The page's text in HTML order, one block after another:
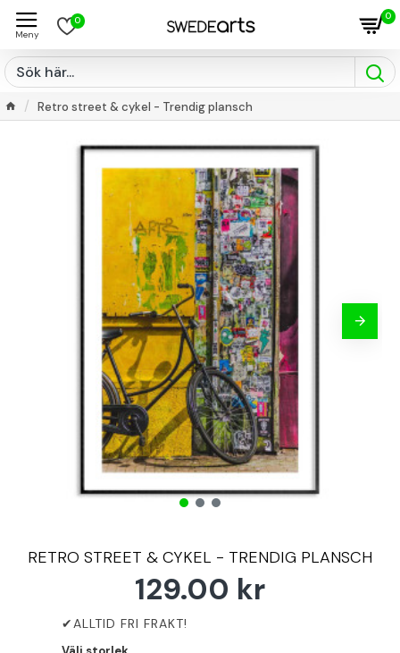
0 0
Retro street & cykel - Trendig plansch
RETRO STREET & CYKEL - TRENDIG PLANSCH
129.00 kr